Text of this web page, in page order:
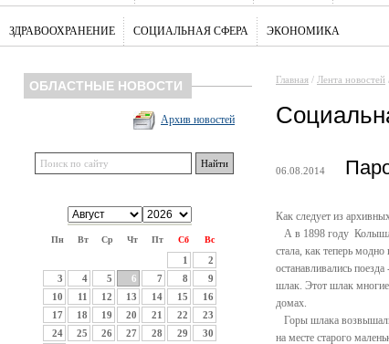
ЗДРАВООХРАНЕНИЕ СОЦИАЛЬНАЯ СФЕРА ЭКОНОМИКА
ОБЛАСТНЫЕ НОВОСТИ
Архив новостей
Пн Вт Ср Чт Пт Сб Вс
1
2
3
4 5 6 7 8
9
10
11 12 13 14 15
16
17
18 19 20 21 22
23
24
25 26 27 28 29
30
Главная / Лента новостей
06.08.2014
Как следует из
А в 1898 году
стала, как теперь
останавливались
шлак. Этот шлак
домах.
Горы шлака
на месте старого